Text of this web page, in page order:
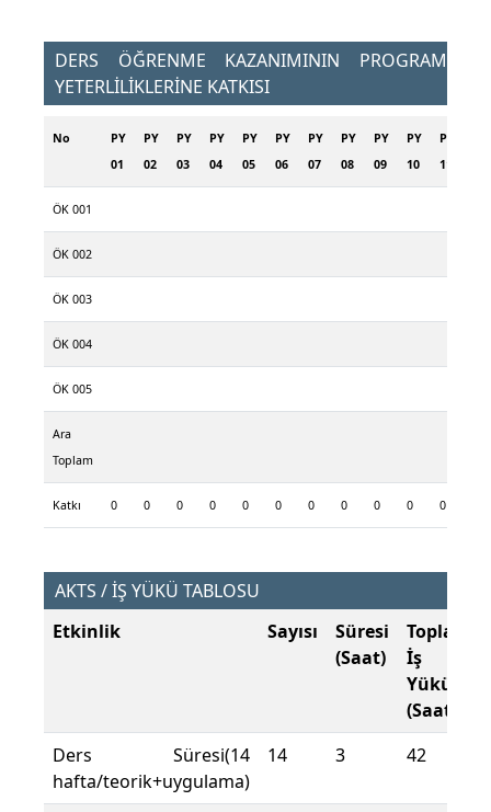
DERS ÖĞRENME KAZANIMININ PROGRAM
YETERLİLİKLERİNE KATKISI
No
PY
01
PY
02
PY
03
PY
04
PY
05
PY
06
PY
07
PY
08
PY
09
PY
10
PY
11
ÖK 001
ÖK 002
ÖK 003
ÖK 004
ÖK 005
Ara
Toplam
Katkı 0 0 0 0 0 0 0 0 0 0 0
AKTS / İŞ YÜKÜ TABLOSU
Etkinlik
Sayısı
Süresi
(Saat)
Toplam
İş
Yükü
(Saat)
Ders Süresi(14
hafta/teorik+uygulama)
14 3 42